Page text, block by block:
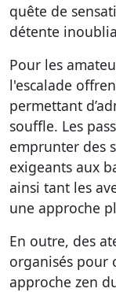
quête de
détente
Pour les
l'escalade
permettant
souffle. Les
emprunter des
exigeants aux
ainsi tant les
une approche
En outre, des
organisés pour
approche zen